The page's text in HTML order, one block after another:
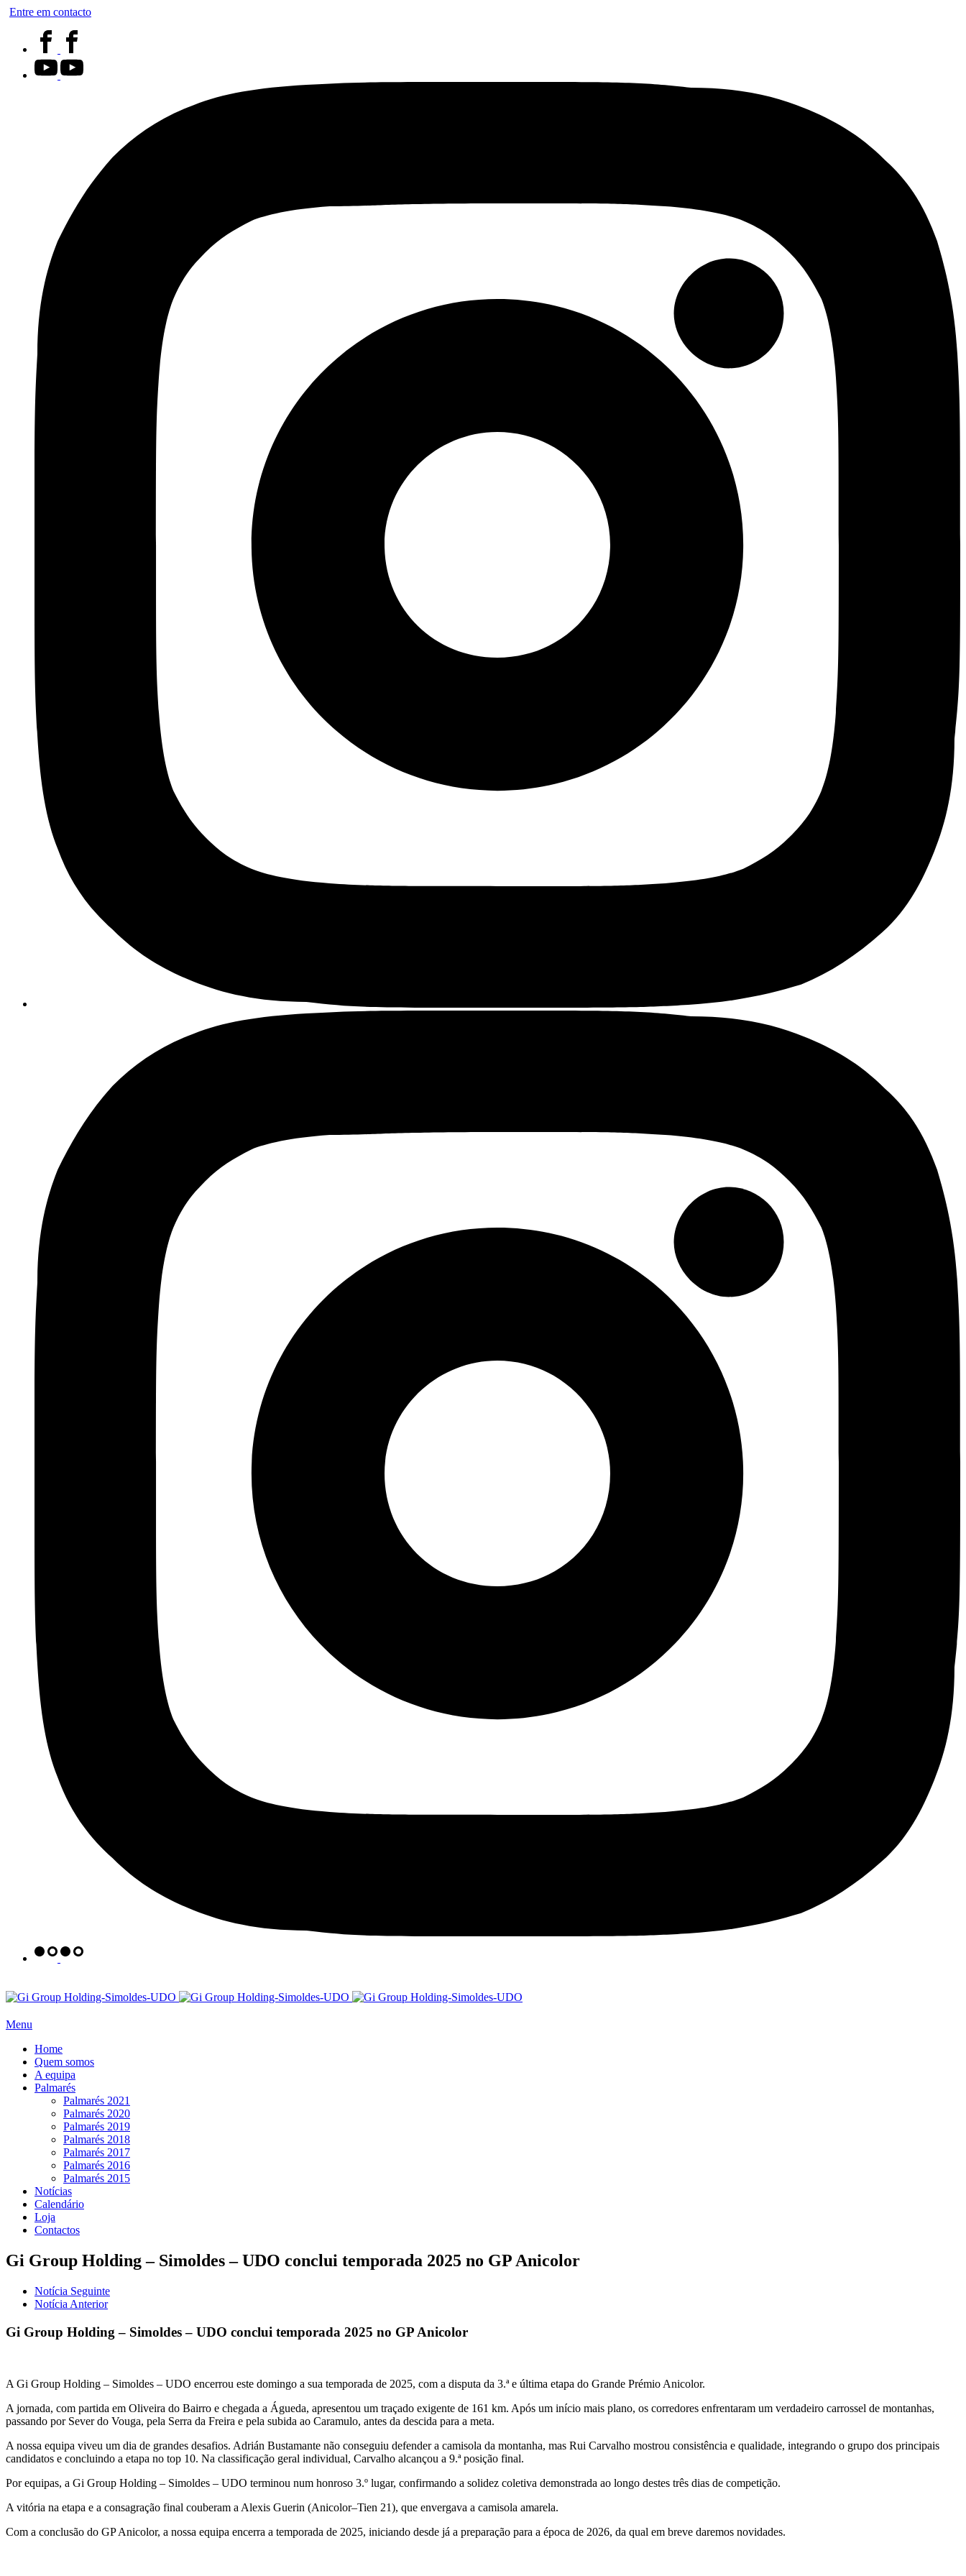
Entre em contacto
Menu
Home
Quem somos
A equipa
Palmarés
Palmarés 2021
Palmarés 2020
Palmarés 2019
Palmarés 2018
Palmarés 2017
Palmarés 2016
Palmarés 2015
Notícias
Calendário
Loja
Contactos
Gi Group Holding – Simoldes – UDO conclui temporada 2025 no GP Anicolor
Notícia Seguinte
Notícia Anterior
Gi Group Holding – Simoldes – UDO conclui temporada 2025 no GP Anicolor
A Gi Group Holding – Simoldes – UDO encerrou este domingo a sua temporada de 2025, com a disputa da 3.ª e última etapa do Grande Prémio Anicolor.
A jornada, com partida em Oliveira do Bairro e chegada a Águeda, apresentou um traçado exigente de 161 km. Após um início mais plano, os corredores enfrentaram um verdadeiro carrossel de montanhas,
passando por Sever do Vouga, pela Serra da Freira e pela subida ao Caramulo, antes da descida para a meta.
A nossa equipa viveu um dia de grandes desafios. Adrián Bustamante não conseguiu defender a camisola da montanha, mas Rui Carvalho mostrou consistência e qualidade, integrando o grupo dos principais
candidatos e concluindo a etapa no top 10. Na classificação geral individual, Carvalho alcançou a 9.ª posição final.
Por equipas, a Gi Group Holding – Simoldes – UDO terminou num honroso 3.º lugar, confirmando a solidez coletiva demonstrada ao longo destes três dias de competição.
A vitória na etapa e a consagração final couberam a Alexis Guerin (Anicolor–Tien 21), que envergava a camisola amarela.
Com a conclusão do GP Anicolor, a nossa equipa encerra a temporada de 2025, iniciando desde já a preparação para a época de 2026, da qual em breve daremos novidades.